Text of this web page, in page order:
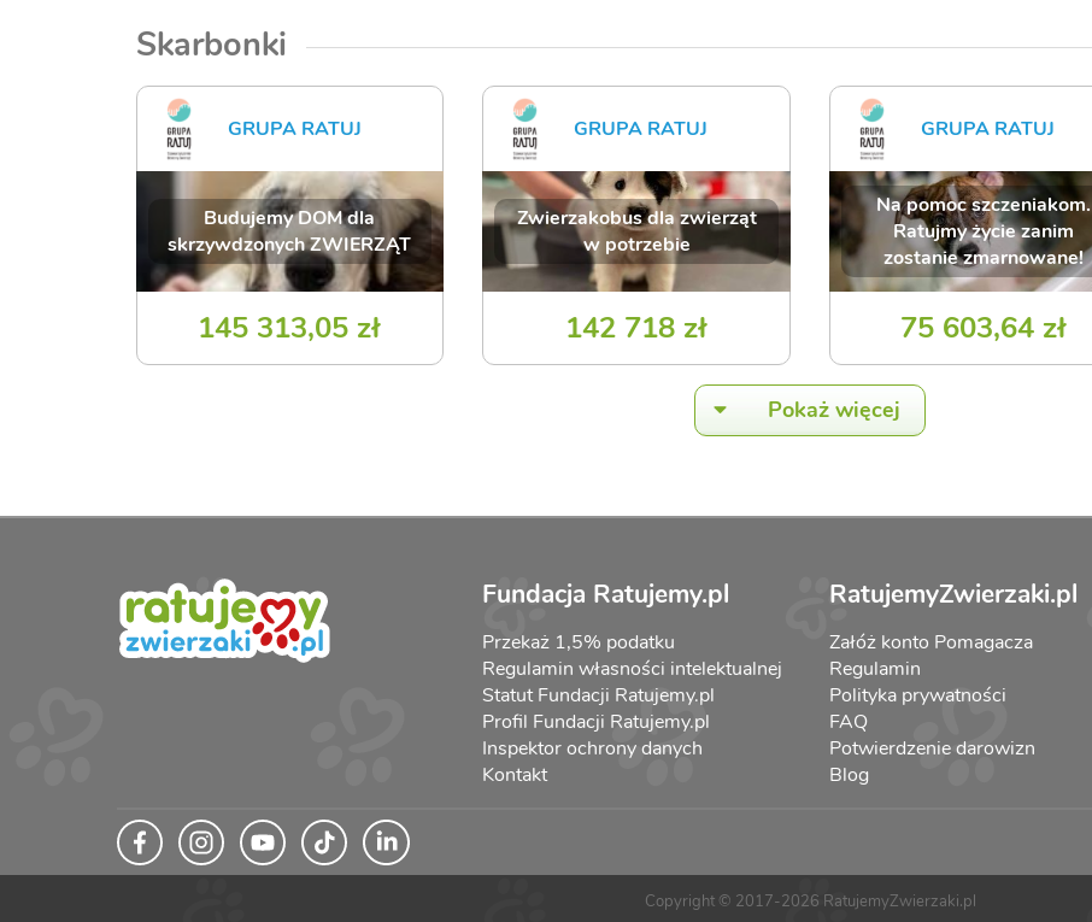
Skarbonki
GRUPA RATUJ
Budujemy DOM dla
skrzywdzonych ZWIERZĄT
145 313,05 zł
GRUPA RATUJ
Zwierzakobus dla zwierząt
w potrzebie
142 718 zł
GRUPA RATUJ
Na pomoc szczeniakom.
Ratujmy życie zanim
zostanie zmarnowane!
75 603,64 zł
Pokaż więcej
Fundacja Ratujemy.pl
Przekaż 1,5% podatku
Regulamin własności intelektualnej
Statut Fundacji Ratujemy.pl
Profil Fundacji Ratujemy.pl
Inspektor ochrony danych
Kontakt
RatujemyZwierzaki.pl
Załóż konto Pomagacza
Regulamin
Polityka prywatności
FAQ
Potwierdzenie darowizn
Blog
Copyright © 2017-2026 RatujemyZwierzaki.pl